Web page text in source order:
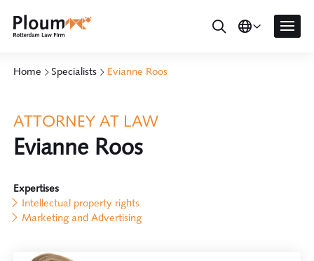
Home Specialists Evianne Roos
ATTORNEY AT LAW
Evianne Roos
Expertises
Intellectual property rights
Marketing and Advertising